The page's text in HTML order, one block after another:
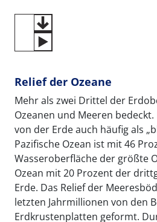
Relief der Ozeane
Mehr als zwei Drittel der
Ozeanen und Meeren
von der Erde auch häufig als
Pazifische Ozean ist mit 46
Wasseroberfläche der größte
Ozean mit 20 Prozent der
Erde. Das Relief der
letzten Jahrmillionen von den
Erdkrustenplatten geformt.